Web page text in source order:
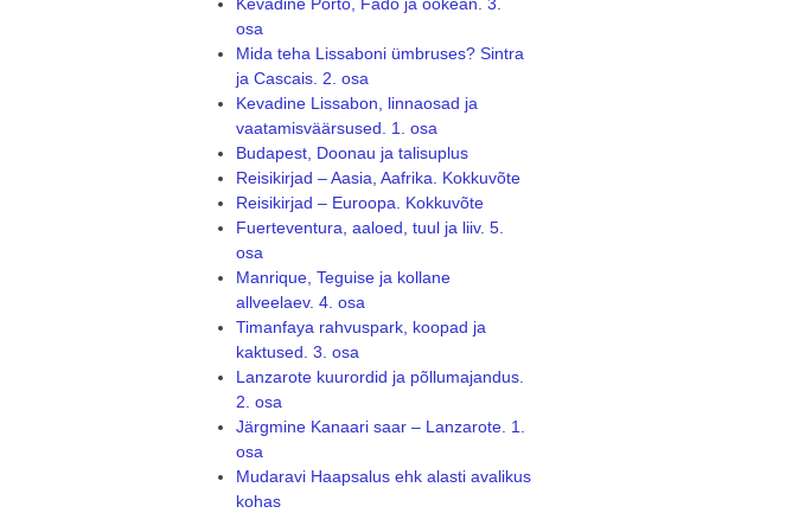
Kevadine Porto, Fado ja ookean. 3.
osa
Mida teha Lissaboni ümbruses? Sintra
ja Cascais. 2. osa
Kevadine Lissabon, linnaosad ja
vaatamisväärsused. 1. osa
Budapest, Doonau ja talisuplus
Reisikirjad – Aasia, Aafrika. Kokkuvõte
Reisikirjad – Euroopa. Kokkuvõte
Fuerteventura, aaloed, tuul ja liiv. 5.
osa
Manrique, Teguise ja kollane
allveelaev. 4. osa
Timanfaya rahvuspark, koopad ja
kaktused. 3. osa
Lanzarote kuurordid ja põllumajandus.
2. osa
Järgmine Kanaari saar – Lanzarote. 1.
osa
Mudaravi Haapsalus ehk alasti avalikus
kohas